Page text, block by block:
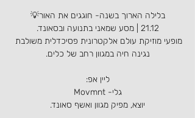
בלילה הארוך בשנה- חוגגים את האור💡
21.12 | מסע שמאני בתנועה ובסאונד.
מופעי מוזיקת עולם אלקטרונית פסיכדלית משולבת
נגינה חיה במגוון רחב של כלים.
ליין אפ:
גלי- Movmnt
יוצא, מפיק מגוון ואשף סאונד.